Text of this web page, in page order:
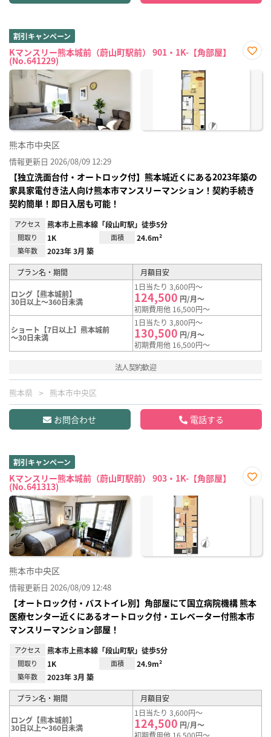
割引キャンペーン
Kマンスリー熊本城前（蔚山町駅前） 901・1K-【角部屋】
(No.641229)
に入
熊本市中央区
情報更新日 2026/08/09 12:29
【独立洗面台付・オートロック付】熊本城近くにある2023年築の
家具家電付き法人向け熊本市マンスリーマンション！契約手続き
契約簡単！即日入居も可能！
アクセス 熊本市上熊本線「段山町駅」徒歩5分
間取り 1K 面積 24.6m²
築年数 2023年 3月 築
プラン名・期間 月額目安
ロング【熊本城前】
30日以上～360日未満
1日当たり 3,600円～
124,500 円/月～
初期費用他 16,500円～
ショート【7日以上】熊本城前
～30日未満
1日当たり 3,800円～
130,500 円/月～
初期費用他 16,500円～
法人契約歓迎
熊本県 熊本市中央区
お問合わせ 電話する
割引キャンペーン
Kマンスリー熊本城前（蔚山町駅前） 903・1K-【角部屋】
(No.641313)
に入
熊本市中央区
情報更新日 2026/08/09 12:48
【オートロック付・バストイレ別】角部屋にて国立病院機構 熊本
医療センター近くにあるオートロック付・エレベーター付熊本市
マンスリーマンション部屋！
アクセス 熊本市上熊本線「段山町駅」徒歩5分
間取り 1K 面積 24.9m²
築年数 2023年 3月 築
プラン名・期間 月額目安
ロング【熊本城前】
30日以上～360日未満
1日当たり 3,600円～
124,500 円/月～
初期費用他 16,500円～